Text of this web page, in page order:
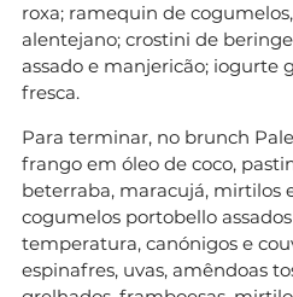
roxa; ramequin de
alentejano; crostini de
assado e manjericão; iogurte
fresca.
Para terminar, no brunch
frango em óleo de coco,
beterraba, maracujá, mirtilos
cogumelos portobello
temperatura, canónigos e
espinafres, uvas, amêndoas